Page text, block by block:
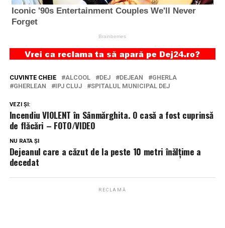
CUVINTE CHEIE ALCOOL DEJ DEJEAN
GHERLA
GHERLEAN
IPJ CLUJ SPITALUL MUNICIPAL DEJ
VEZI ȘI:
Incendiu VIOLENT în Sânmărghita. O casă a fost cuprinsă
de flăcări – FOTO/VIDEO
NU RATA ȘI
Dejeanul care a căzut de la peste 10 metri înălțime a
decedat
RECLAMĂ